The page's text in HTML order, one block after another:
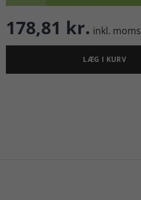
178,81 kr. inkl. moms
LÆG I KURV